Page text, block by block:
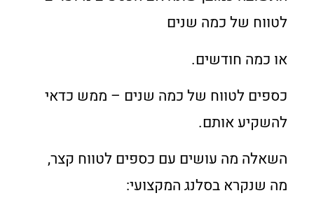
לטווח של כמה שנים
או כמה חודשים.
כספים לטווח של כמה שנים – ממש כדאי
להשקיע אותם.
השאלה מה עושים עם כספים לטווח קצר,
מה שנקרא בסלנג המקצועי: